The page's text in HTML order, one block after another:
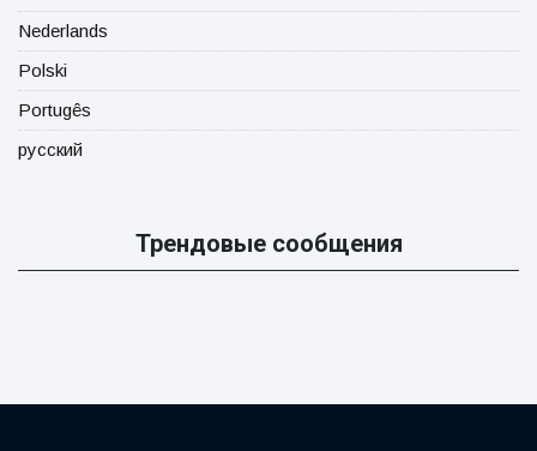
Nederlands
Polski
Portugês
русский
Трендовые сообщения